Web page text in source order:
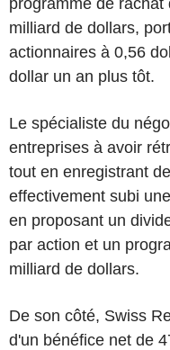
milliard de dollars,
actionnaires à 0,56
dollar un an plus tôt.
Le spécialiste du
entreprises à avoir
tout en enregistrant
effectivement subi
en proposant un
par action et un
milliard de dollars.
De son côté, Swiss
d'un bénéfice net de